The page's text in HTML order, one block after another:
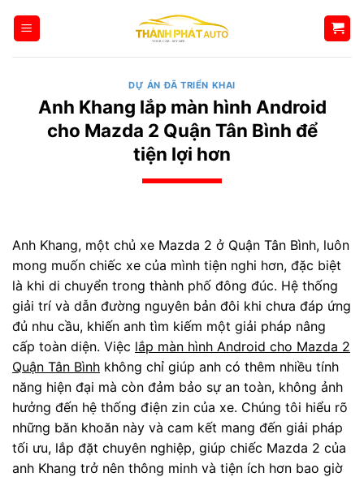
qua
DỰ ÁN ĐÃ TRIỂN KHAI
Anh Khang lắp màn hình Android
cho Mazda 2 Quận Tân Bình để
tiện lợi hơn
Anh Khang, một chủ xe Mazda 2 ở Quận Tân Bình, luôn
mong muốn chiếc xe của mình tiện nghi hơn, đặc biệt
là khi di chuyển trong thành phố đông đúc. Hệ thống
giải trí và dẫn đường nguyên bản đôi khi chưa đáp ứng
đủ nhu cầu, khiến anh tìm kiếm một giải pháp nâng
cấp toàn diện. Việc lắp màn hình Android cho Mazda 2
Quận Tân Bình không chỉ giúp anh có thêm nhiều tính
năng hiện đại mà còn đảm bảo sự an toàn, không ảnh
hưởng đến hệ thống điện zin của xe. Chúng tôi hiểu rõ
những băn khoăn này và cam kết mang đến giải pháp
tối ưu, lắp đặt chuyên nghiệp, giúp chiếc Mazda 2 của
anh Khang trở nên thông minh và tiện ích hơn bao giờ